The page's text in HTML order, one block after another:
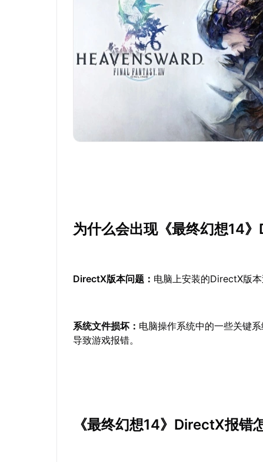
为什么会出现《最终幻想14
DirectX版本问题： 电脑上安装的DirectX版
系统文件损坏： 电脑操作系统中的一些关键
导致游戏报错。
《最终幻想14》DirectX报错